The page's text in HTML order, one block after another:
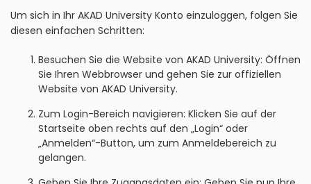
Um sich in Ihr AKAD University Konto einzuloggen, folgen Sie
diesen einfachen Schritten:
Besuchen Sie die Website von AKAD University: Öffnen
Sie Ihren Webbrowser und gehen Sie zur offiziellen
Website von AKAD University.
Zum Login-Bereich navigieren: Klicken Sie auf der
Startseite oben rechts auf den „Login“ oder
„Anmelden“-Button, um zum Anmeldebereich zu
gelangen.